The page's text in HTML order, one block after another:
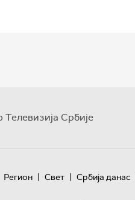
Телевизија Србије
Регион | Свет | Србија данас